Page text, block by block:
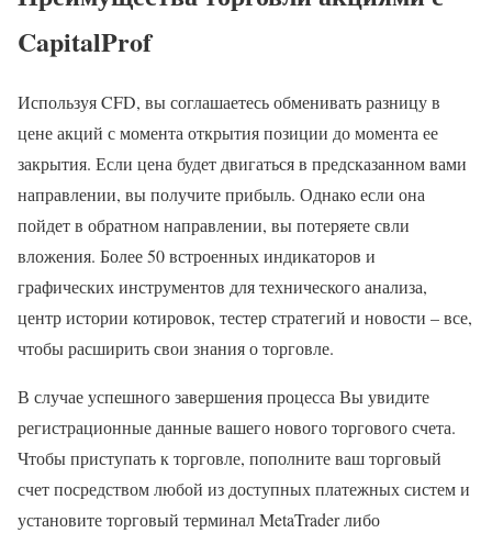
CapitalProf
Используя CFD, вы соглашаетесь обменивать разницу в
цене акций с момента открытия позиции до момента ее
закрытия. Если цена будет двигаться в предсказанном вами
направлении, вы получите прибыль. Однако если она
пойдет в обратном направлении, вы потеряете свли
вложения. Более 50 встроенных индикаторов и
графических инструментов для технического анализа,
центр истории котировок, тестер стратегий и новости – все,
чтобы расширить свои знания о торговле.
В случае успешного завершения процесса Вы увидите
регистрационные данные вашего нового торгового счета.
Чтобы приступать к торговле, пополните ваш торговый
счет посредством любой из доступных платежных систем и
установите торговый терминал MetaTrader либо